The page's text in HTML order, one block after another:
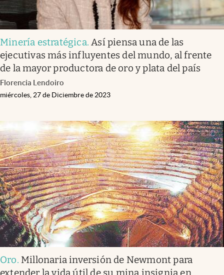
Minería estratégica.Así piensa una de las
ejecutivas más influyentes del mundo, al frente
de la mayor productora de oro y plata del país
Florencia Lendoiro
miércoles, 27 de Diciembre de 2023
Oro. Millonaria inversión de Newmont para
extender la vida útil de su mina insignia en